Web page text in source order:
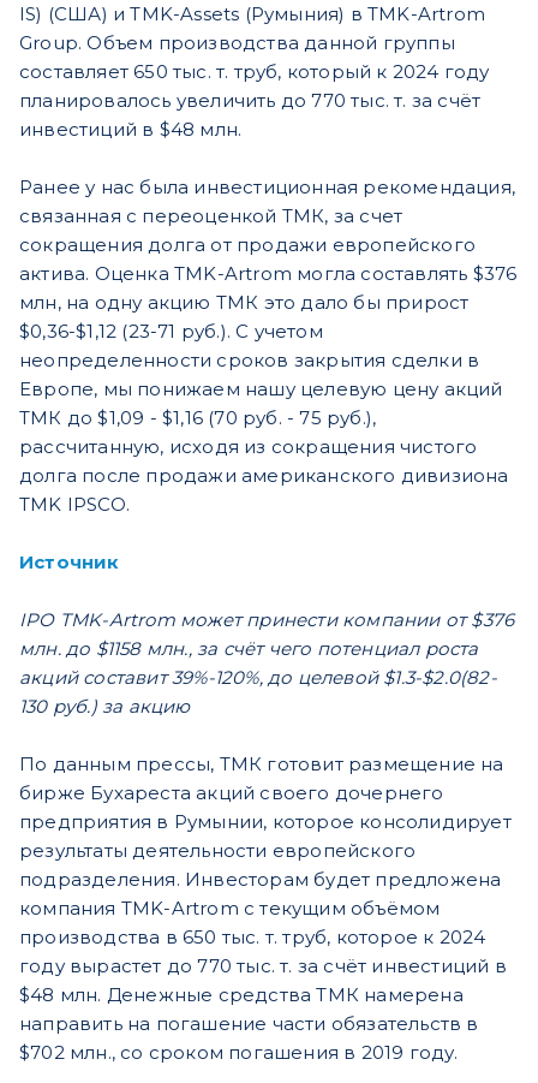
IS) (США) и TMK-Assets (Румыния) в TMK-Artrom
Group. Объем производства данной группы
составляет 650 тыс. т. труб, который к 2024 году
планировалось увеличить до 770 тыс. т. за счёт
инвестиций в $48 млн.
Ранее у нас была инвестиционная рекомендация,
связанная с переоценкой ТМК, за счет
сокращения долга от продажи европейского
актива. Оценка TMK-Artrom могла составлять $376
млн, на одну акцию ТМК это дало бы прирост
$0,36-$1,12 (23-71 руб.). С учетом
неопределенности сроков закрытия сделки в
Европе, мы понижаем нашу целевую цену акций
ТМК до $1,09 - $1,16 (70 руб. - 75 руб.),
рассчитанную, исходя из сокращения чистого
долга после продажи американского дивизиона
TMK IPSCO.
Источник
IPO TMK-Artrom может принести компании от $376
млн. до $1158 млн., за счёт чего потенциал роста
акций составит 39%-120%, до целевой $1.3-$2.0(82-
130 руб.) за акцию
По данным прессы, ТМК готовит размещение на
бирже Бухареста акций своего дочернего
предприятия в Румынии, которое консолидирует
результаты деятельности европейского
подразделения. Инвесторам будет предложена
компания TMK-Artrom с текущим объёмом
производства в 650 тыс. т. труб, которое к 2024
году вырастет до 770 тыс. т. за счёт инвестиций в
$48 млн. Денежные средства ТМК намерена
направить на погашение части обязательств в
$702 млн., со сроком погашения в 2019 году.